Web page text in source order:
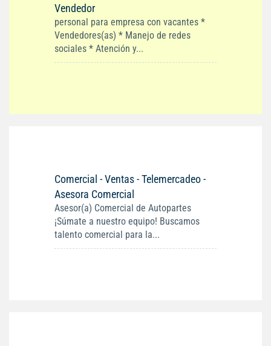
Vendedor
personal para empresa con vacantes *
Vendedores(as) * Manejo de redes
sociales * Atención y...
Comercial - Ventas - Telemercadeo -
Asesora Comercial
Asesor(a) Comercial de Autopartes
¡Súmate a nuestro equipo! Buscamos
talento comercial para la...